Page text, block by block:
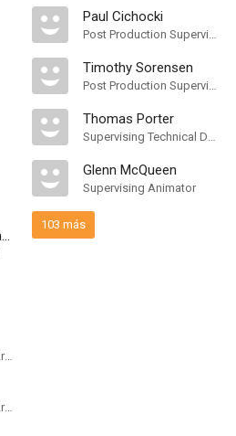
Jean-Claude Kalache
Directing Lighting Artist
Directing Lighting Artist
Paul Cichocki
Post Production Supervisor
Timothy Sorensen
Post Production Supervisor
Thomas Porter
Supervising Technical Director
Glenn McQueen
Supervising Animator
103 más